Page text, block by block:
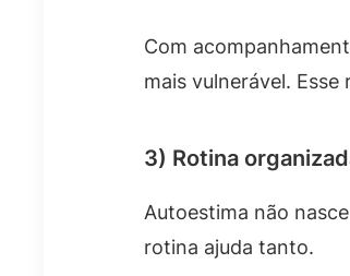
Com
mais vulnerável.
3) Rotina
Autoestima não
rotina ajuda tanto.